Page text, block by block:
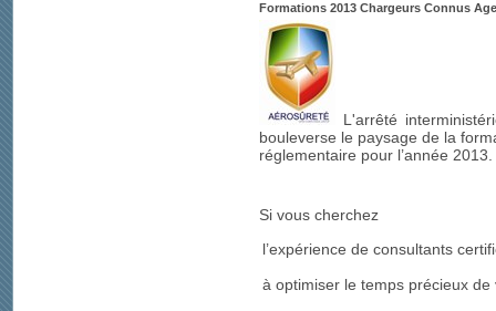
Formations 2013 Chargeurs Connus
L'arrêté
bouleverse le paysage de la
réglementaire pour l’année 2013.
Si vous cherchez
l’expérience de consultants
à optimiser le temps précieux de